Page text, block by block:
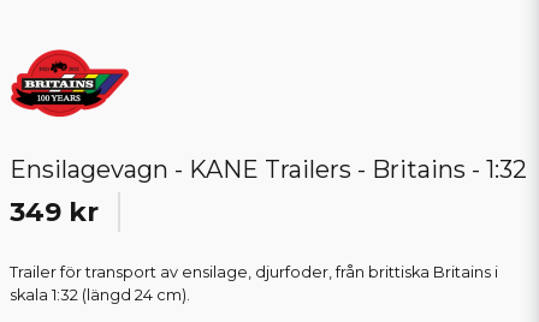
Ensilagevagn - KANE Trailers - Britains - 1:32
349 kr
Trailer för transport av ensilage, djurfoder, från brittiska Britains i
skala 1:32 (längd 24 cm).